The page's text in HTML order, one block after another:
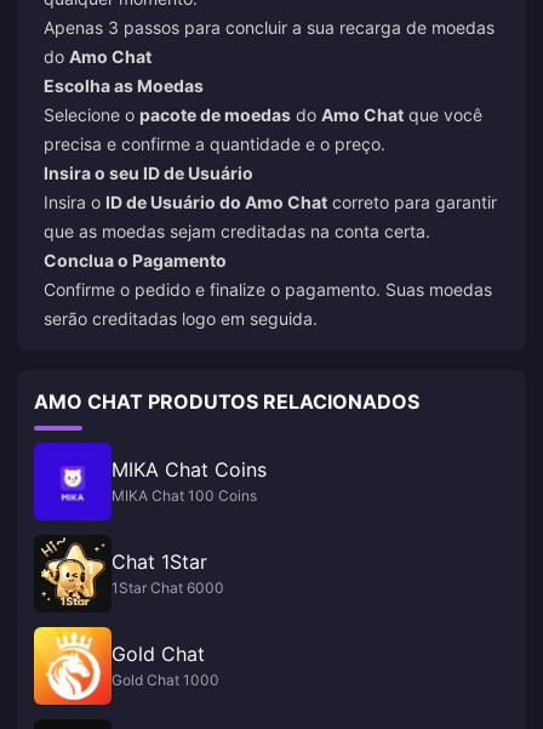
Apenas 3 passos para concluir a sua recarga de moedas
do Amo Chat
Escolha as Moedas
Selecione o pacote de moedas do Amo Chat que você
precisa e confirme a quantidade e o preço.
Insira o seu ID de Usuário
Insira o ID de Usuário do Amo Chat correto para garantir
que as moedas sejam creditadas na conta certa.
Conclua o Pagamento
Confirme o pedido e finalize o pagamento. Suas moedas
serão creditadas logo em seguida.
AMO CHAT PRODUTOS RELACIONADOS
MIKA Chat Coins
MIKA Chat 100 Coins
Chat 1Star
1Star Chat 6000
Gold Chat
Gold Chat 1000